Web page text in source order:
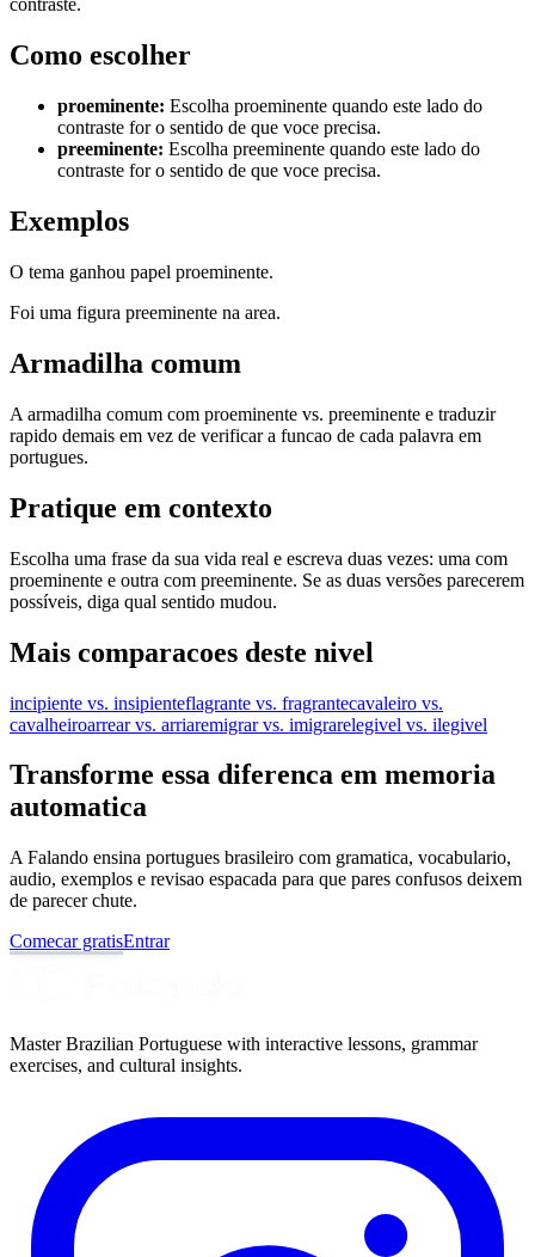
contraste.
Como escolher
proeminente: Escolha proeminente quando este lado do
contraste for o sentido de que voce precisa.
preeminente: Escolha preeminente quando este lado do
contraste for o sentido de que voce precisa.
Exemplos
O tema ganhou papel proeminente.
Foi uma figura preeminente na area.
Armadilha comum
A armadilha comum com proeminente vs. preeminente e traduzir
rapido demais em vez de verificar a funcao de cada palavra em
portugues.
Pratique em contexto
Escolha uma frase da sua vida real e escreva duas vezes: uma com
proeminente e outra com preeminente. Se as duas versões parecerem
possíveis, diga qual sentido mudou.
Mais comparacoes deste nivel
incipiente vs. insipienteflagrante vs. fragrantecavaleiro vs.
cavalheiroarrear vs. arriaremigrar vs. imigrarelegivel vs. ilegivel
Transforme essa diferenca em memoria
automatica
A Falando ensina portugues brasileiro com gramatica, vocabulario,
audio, exemplos e revisao espacada para que pares confusos deixem
de parecer chute.
Comecar gratisEntrar
Master Brazilian Portuguese with interactive lessons, grammar
exercises, and cultural insights.